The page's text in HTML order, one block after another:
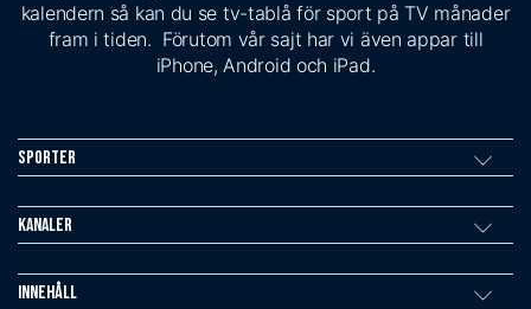
kalendern så kan du se tv-tablå för sport på TV månader
fram i tiden. Förutom vår sajt har vi även appar till
iPhone, Android och iPad.
Sporter
Kanaler
Innehåll